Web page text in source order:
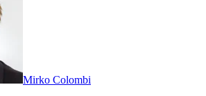
Mirko Colombi